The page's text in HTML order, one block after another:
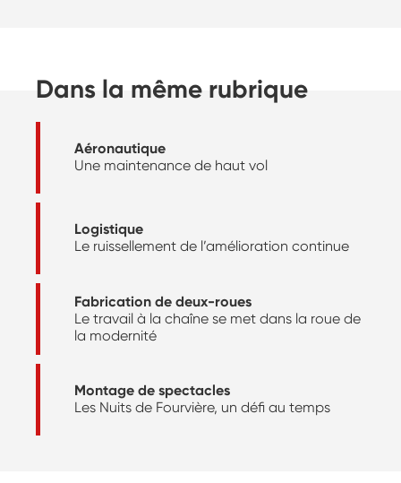
Dans la même rubrique
Aéronautique
Une maintenance de haut vol
Logistique
Le ruissellement de l’amélioration continue
Fabrication de deux-roues
Le travail à la chaîne se met dans la roue de
la modernité
Montage de spectacles
Les Nuits de Fourvière, un défi au temps